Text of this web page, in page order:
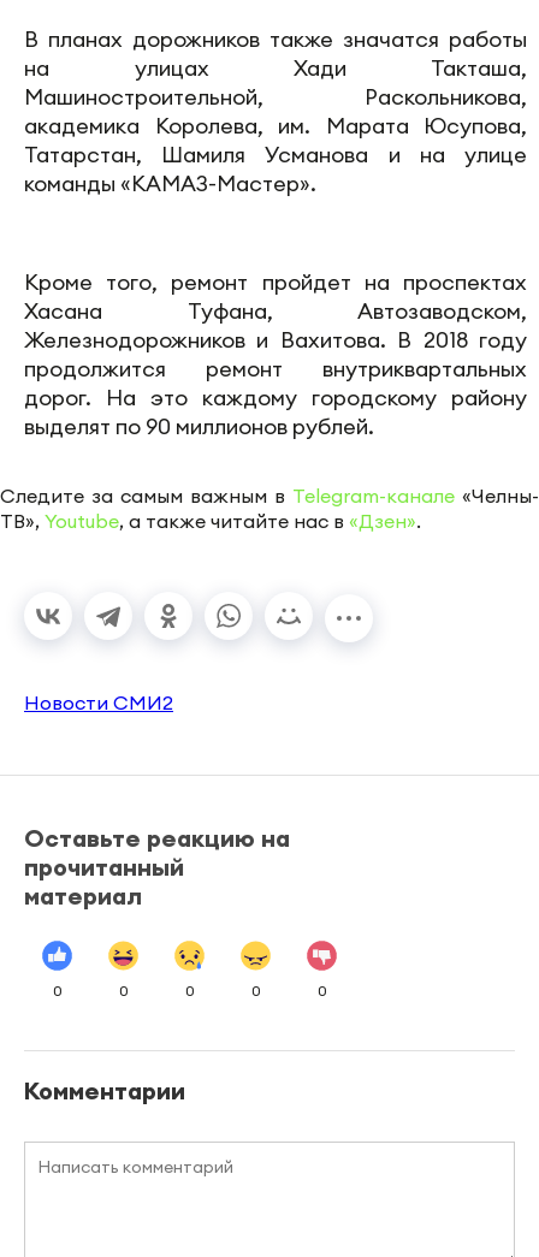
В планах дорожников также значатся работы
на улицах Хади Такташа,
Машиностроительной, Раскольникова,
академика Королева, им. Марата Юсупова,
Татарстан, Шамиля Усманова и на улице
команды «КАМАЗ-Мастер».
Кроме того, ремонт пройдет на проспектах
Хасана Туфана, Автозаводском,
Железнодорожников и Вахитова. В 2018 году
продолжится ремонт внутриквартальных
дорог. На это каждому городскому району
выделят по 90 миллионов рублей.
Следите за самым важным в Telegram-канале «Челны-
ТВ», Youtube, а также читайте нас в «Дзен».
Новости СМИ2
Оставьте реакцию на
прочитанный
материал
0 0 0 0 0
Комментарии